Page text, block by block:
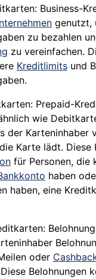
Business-
genutzt,
zu bezahlen
zu vereinfachen.
Kreditlimits und
Prepaid-
wie
der Karteninhaber
Karte lädt. Diese
für Personen, die
haben
haben, eine
oder
Belohnungen